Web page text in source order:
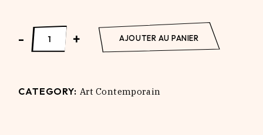
SPRINGTIME Will never be the same quantity
- + AJOUTER AU PANIER
CATEGORY: Art Contemporain